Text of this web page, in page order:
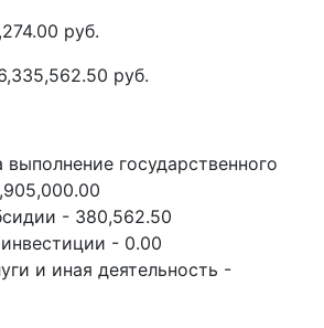
руб.
руб.
государственного
- 380,562.50
- 0.00
и иная деятельность -